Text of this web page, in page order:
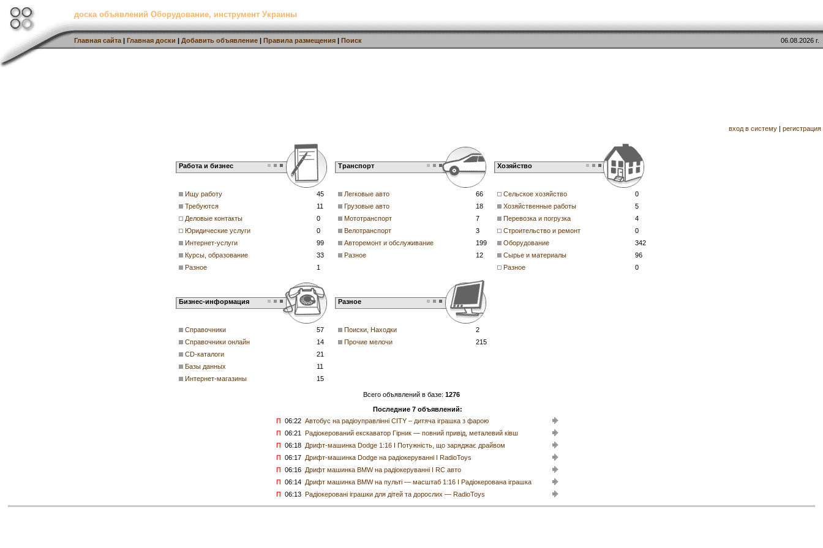
доска объявлений Оборудование, инструмент Украины
Главная сайта | Главная доски | Добавить объявление | Правила размещения | Поиск 06.08.2026 г.
вход в систему | регистрация
Работа и бизнес
Ищу работу
45
Требуются
11
Деловые контакты
0
Юридические услуги
0
Интернет-услуги
99
Курсы, образование
33
Разное
1
Транспорт
Легковые авто
66
Грузовые авто
18
Мототранспорт
7
Велотранспорт
3
Авторемонт и обслуживание
199
Разное
12
Хозяйство
Сельское хозяйство
0
Хозяйственные работы
5
Перевозка и погрузка
4
Строительство и ремонт
0
Оборудование
342
Сырье и материалы
96
Разное
0
Бизнес-информация
Справочники
57
Справочники онлайн
14
CD-каталоги
21
Базы данных
11
Интернет-магазины
15
Разное
Поиски, Находки
2
Прочие мелочи
215
Всего объявлений в базе: 1276
Последние 7 объявлений:
П 06:22 Автобус на радіоуправлінні CITY – дитяча іграшка з фарою
П 06:21
Радіокерований екскаватор Гірник — повний привід, металевий ківш
П 06:18 Дрифт-машинка Dodge 1:16 I Потужність, що заряджає драйвом
П 06:17 Дрифт-машинка Dodge на радіокеруванні I RadioToys
П 06:16 Дрифт машинка BMW на радіокеруванні I RC авто
П 06:14 Дрифт машинка BMW на пульті — масштаб 1:16 I Радіокерована іграшка
П 06:13 Радіокеровані іграшки для дітей та дорослих — RadioToys